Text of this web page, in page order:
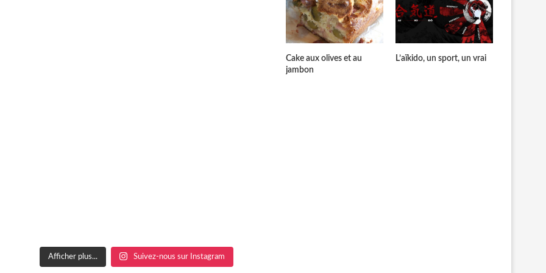
Cake aux olives et au
jambon
L’aïkido, un sport, un vrai
Afficher plus... Suivez-nous sur Instagram